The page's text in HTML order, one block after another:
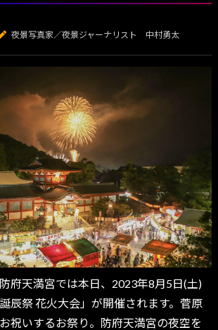
夜景写真家／夜景ジャーナリスト 中村勇太
府天満宮では本日、2023年8月5日(土)
辰祭 花火大会」が開催されます。菅原
祝いするお祭り。防府天満宮の夜空を